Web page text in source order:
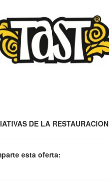
DE LA RESTAURACION
esta oferta: